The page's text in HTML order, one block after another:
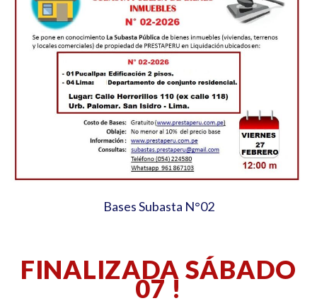
Bases Subasta N°02
FINALIZADA SÁBADO
07 !